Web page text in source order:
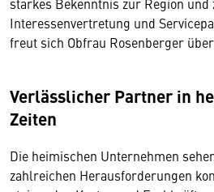
Interessenvertretung und
freut sich Obfrau Rosenberger
Verlässlicher Partner in
Zeiten
Die heimischen Unternehmen
zahlreichen Herausforderungen